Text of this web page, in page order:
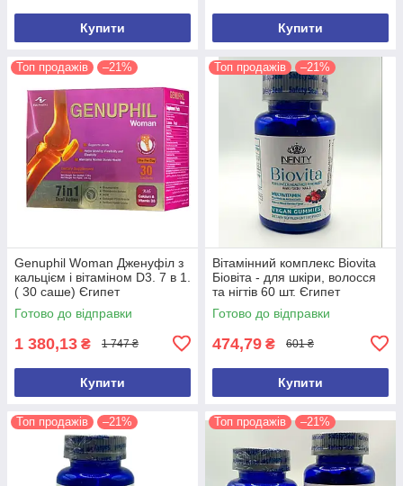
Купити Купити
Топ продажів –21%
Genuphil Woman Дженуфіл з
кальцієм і вітаміном D3. 7 в 1.
( 30 саше) Єгипет
Готово до відправки
1 380,13 ₴ 1 747 ₴
Купити
Топ продажів –21%
Вітамінний комплекс Biovita
Біовіта - для шкіри, волосся
та нігтів 60 шт. Єгипет
Оригінал
Готово до відправки
474,79 ₴ 601 ₴
Купити
Топ продажів –21% Топ продажів –21%